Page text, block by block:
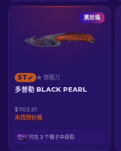
黑珍珠
ST ★ 穿肠刀
多普勒 BLACK PEARL
$703.51
未找到价格
可在 3 个箱子中获取